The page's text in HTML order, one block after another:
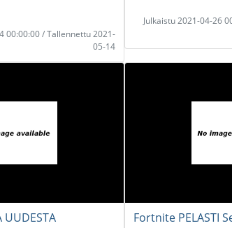
00:00:00 / Tallennettu 2021-
05-14
Julkaistu 2021-04-26
UUDESTA
Fortnite PELASTI